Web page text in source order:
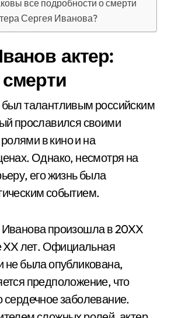
все подробности о смерти
Сергея Иванова?
актер:
талантливым российским
прославился своими
в кино и на
Однако, несмотря на
его жизнь была
событием.
произошла в 20XX
XX лет. Официальная
не была опубликована,
предположение, что
сердечное заболевание.